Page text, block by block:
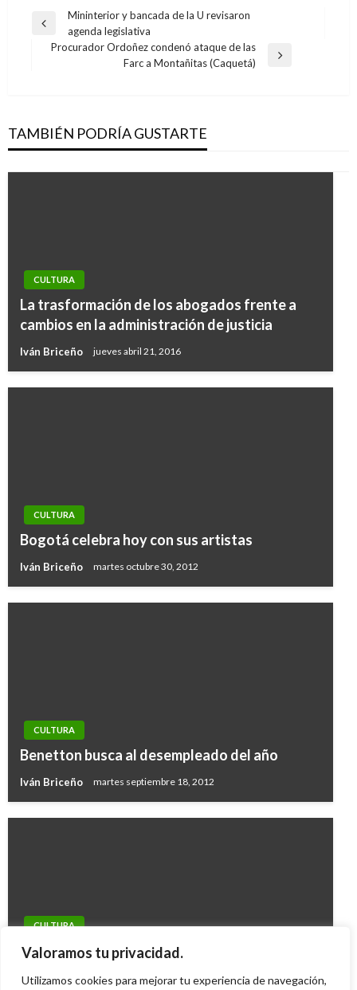
Valoramos tu privacidad.
Utilizamos cookies para mejorar tu experiencia de navegación,
Navegación
Entrada
anterior
Mininterior y bancada de la U revisaron
agenda legislativa
Procurador Ordoñez condenó ataque de las
Farc a Montañitas (Caquetá)
TAMBIÉN PODRÍA GUSTARTE
CULTURA
La trasformación de los abogados frente a
cambios en la administración de justicia
Iván Briceño jueves abril 21, 2016
CULTURA
Bogotá celebra hoy con sus artistas
Iván Briceño martes octubre 30, 2012
CULTURA
Benetton busca al desempleado del año
Iván Briceño martes septiembre 18, 2012
CULTURA
Especial Concurso Nacional de Belleza 2010